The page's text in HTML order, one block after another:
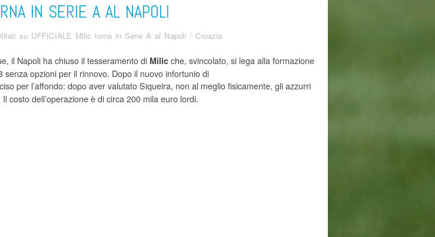
IN SERIE A AL NAPOLI
su UFFICIALE Milic torna in Serie A al Napoli / Croazia
il Napoli ha chiuso il tesseramento di Milic che, svincolato, si lega alla formazione
opzioni per il rinnovo. Dopo il nuovo infortunio di
per l’affondo: dopo aver valutato Siqueira, non al meglio fisicamente, gli azzurri
Il costo dell’operazione è di circa 200 mila euro lordi.